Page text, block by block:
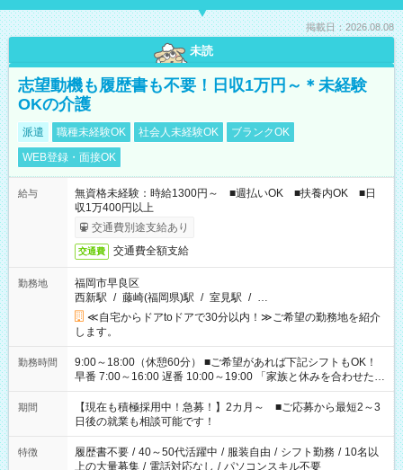
掲載日：2026.08.08
未読
志望動機も履歴書も不要！日収1万円～＊未経験
OKの介護
派遣 職種未経験OK 社会人未経験OK
ブランクOK
WEB登録・面接OK
給与
無資格未経験：時給1300円～ ■週払いOK ■扶養内OK ■日
収1万400円以上
交通費別途支給あり
交通費 交通費全額支給
勤務地
福岡市早良区
西新駅 / 藤崎(福岡県)駅 / 室見駅 / …
≪自宅からドアtoドアで30分以内！≫ご希望の勤務地を紹介
します。
勤務時間
9:00～18:00（休憩60分） ■ご希望があれば下記シフトもOK！
早番 7:00～16:00 遅番 10:00～19:00 「家族と休みを合わせた
い」 「余裕を持って夕飯の準備がしたい」 「できれば残業はし
たくない」 など、ご希望を教えてくださいね。 ※Wワーク希望
の方へ 今ご覧のお仕事で希望する勤務時間と、もう1つのお仕事
の勤務時間。 合計で週40時間を超える場合は応募できません。
期間
【現在も積極採用中！急募！】2カ月～ ■ご応募から最短2～3
日後の就業も相談可能です！
特徴 履歴書不要 / 40～50代活躍中 / 服装自由 / シフト勤務 / 10名以
上の大量募集 / 電話対応なし / パソコンスキル不要